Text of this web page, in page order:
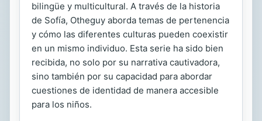
bilingüe y multicultural. A través de la historia
de Sofía, Otheguy aborda temas de pertenencia
y cómo las diferentes culturas pueden coexistir
en un mismo individuo. Esta serie ha sido bien
recibida, no solo por su narrativa cautivadora,
sino también por su capacidad para abordar
cuestiones de identidad de manera accesible
para los niños.